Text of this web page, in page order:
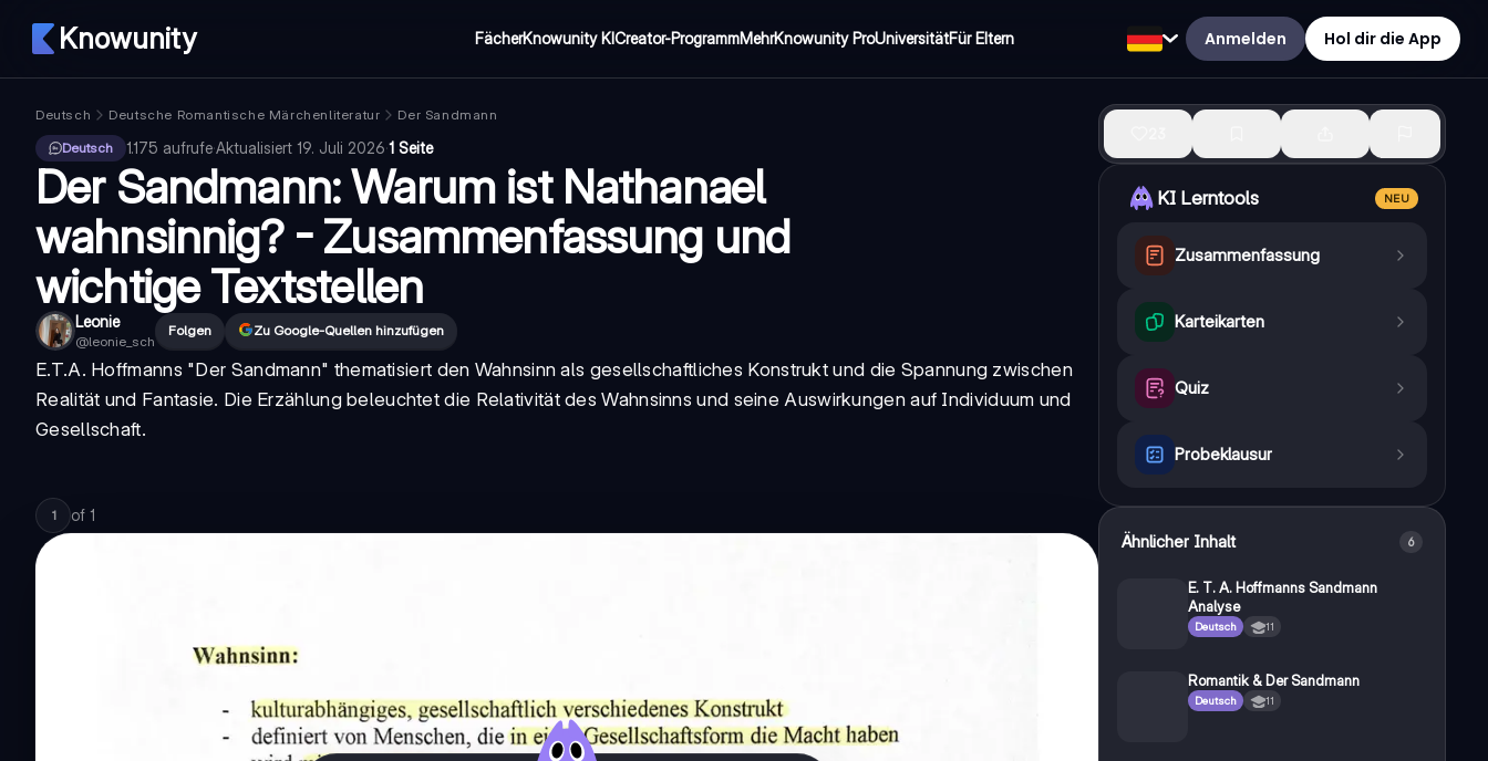
Knowunity FächerKnowunity KICreator-ProgrammMehrKnowunity ProUniversitätFür Eltern Anmelden Hol dir die App
Deutsch Deutsche Romantische Märchenliteratur
Der Sandmann
Deutsch
1.175 aufrufe·Aktualisiert 19. Juli 2026·1 Seite
Der Sandmann: Warum ist Nathanael
wahnsinnig? - Zusammenfassung und
wichtige Textstellen
Leonie
@leonie_sch
Folgen Zu Google-Quellen hinzufügen
E.T.A. Hoffmanns "Der Sandmann" thematisiert den Wahnsinn als gesellschaftliches Konstrukt und die Spannung zwischen
Realität und Fantasie. Die Erzählung beleuchtet die Relativität des Wahnsinns und seine Auswirkungen auf Individuum und
Gesellschaft.
1 of 1
KI Lerntools NEU
Zusammenfassung
Karteikarten
Quiz
Probeklausur
Ähnlicher Inhalt 6
E. T. A. Hoffmanns Sandmann
Analyse
Deutsch 11
Romantik & Der Sandmann
Deutsch 11